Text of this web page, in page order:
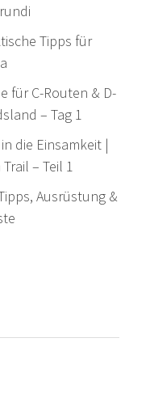
Tipps für
für C-Routen & D-
– Tag 1
die Einsamkeit |
– Teil 1
Ausrüstung &